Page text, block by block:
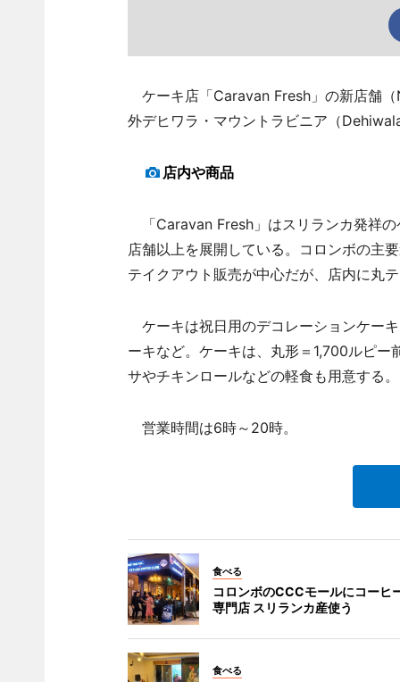
ケーキ店「Caravan Fresh」の新店舗
外デヒワラ・マウントラビニア（
店内や商品
「Caravan Fresh」はスリランカ発祥
店舗以上を展開している。コロンボの主
テイクアウト販売が中心だが、店内に丸
ケーキは祝日用のデコレーションケー
ーキなど。ケーキは、丸形＝1,700ルピ
サやチキンロールなどの軽食も用意する。
営業時間は6時～20時。
食べる
コロンボのCCCモールにコーヒ
専門店 スリランカ産使う
食べる